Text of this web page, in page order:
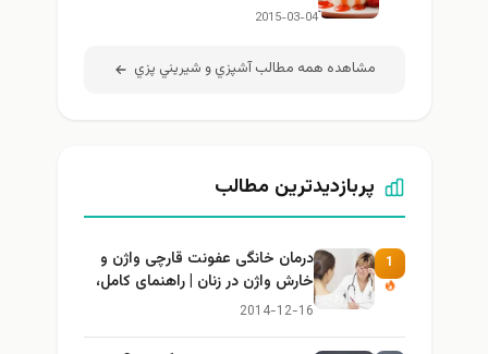
2015-03-04
مشاهده همه مطالب آشپزي و شيريني پزي
پربازدیدترین مطالب
درمان خانگی عفونت قارچی واژن و
خارش واژن در زنان | راهنمای کامل،
ایمن و کاربردی
2014-12-16